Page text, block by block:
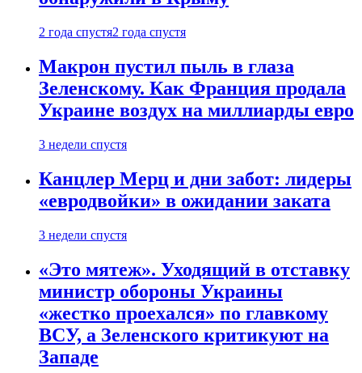
2 года спустя2 года спустя
Макрон пустил пыль в глаза
Зеленскому. Как Франция продала
Украине воздух на миллиарды евро
3 недели спустя
Канцлер Мерц и дни забот: лидеры
«евродвойки» в ожидании заката
3 недели спустя
«Это мятеж». Уходящий в отставку
министр обороны Украины
«жестко проехался» по главкому
ВСУ, а Зеленского критикуют на
Западе